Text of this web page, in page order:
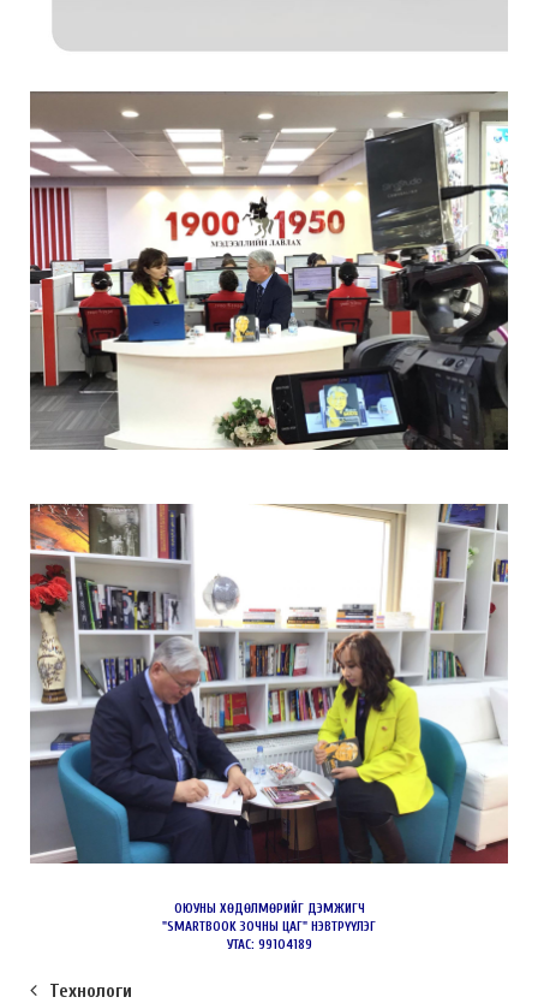
ОЮУНЫ ХӨДӨЛМӨРИЙГ ДЭМЖИГЧ
"SMARTBOOK ЗОЧНЫ ЦАГ" НЭВТРҮҮЛЭГ
УТАС: 99104189
Технологи